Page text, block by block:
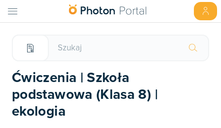
Ćwiczenia | Szkoła
podstawowa (Klasa 8) |
ekologia